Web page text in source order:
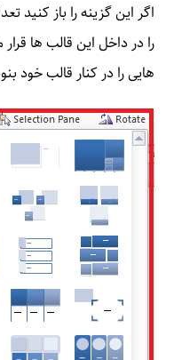
اگر این گزینه را باز کنید
را در داخل این قالب ها
هایی را در کنار قالب خود